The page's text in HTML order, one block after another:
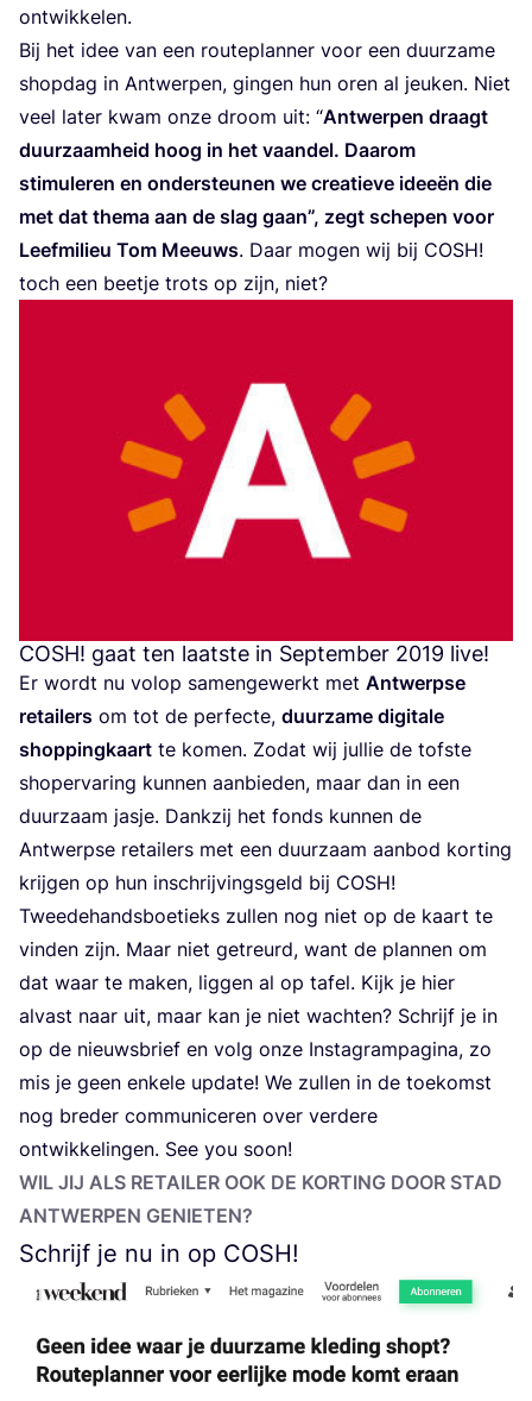
ontwikkelen.
Bij het idee van een rou­te­plan­ner voor een duur­za­me
shop­dag in Ant­wer­pen, gin­gen hun oren al jeu­ken. Niet
veel later kwam onze droom uit: “Ant­wer­pen draagt
duur­zaam­heid hoog in het vaan­del. Daar­om
sti­mu­le­ren en onder­steu­nen we cre­a­tie­ve idee­ën die
met dat the­ma aan de slag gaan”, zegt sche­pen voor
Leef­mi­li­eu Tom Meeuws. Daar mogen wij bij COSH!
toch een beet­je trots op zijn, niet?
COSH! gaat ten laatste in September 2019 live!
Er wordt nu vol­op samen­ge­werkt met Ant­werp­se
retai­lers om tot de per­fec­te, duur­za­me digi­ta­le
shop­ping­kaart te komen. Zodat wij jul­lie de tof­ste
sho­p­er­va­ring kun­nen aan­bie­den, maar dan in een
duur­zaam jas­je. Dank­zij het fonds kun­nen de
Ant­werp­se retai­lers met een duur­zaam aan­bod kor­ting
krij­gen op hun inschrij­vings­geld bij COSH!
Twee­de­hands­boe­tieks zul­len nog niet op de kaart te
vin­den zijn. Maar niet getreurd, want de plan­nen om
dat waar te maken, lig­gen al op tafel. Kijk je hier
alvast naar uit, maar kan je niet wach­ten? Schrijf je in
op de nieuws­brief en volg onze Inst­agram­pa­gi­na, zo
mis je geen enke­le upda­te! We zul­len in de toe­komst
nog bre­der com­mu­ni­ce­ren over ver­de­re
ont­wik­ke­lin­gen. See you soon!
WIL JIJ ALS RETAI­LER OOK DE KOR­TING DOOR STAD
ANT­WER­PEN GENIETEN?
Schrijf je nu in op COSH!